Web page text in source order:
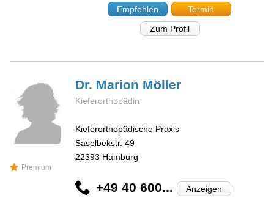
Empfehlen
Termin
Zum Profil
Premium
Dr. Marion Möller
Kieferorthopädin
Kieferorthopädische Praxis
Saselbekstr. 49
22393 Hamburg
+49 40 600... Anzeigen